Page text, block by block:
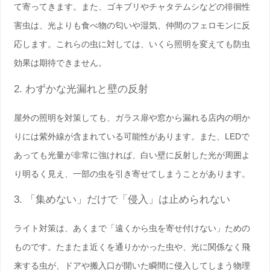
て寄ってきます。また、ゴキブリやチャタテムシなどの徘徊性
害虫は、光よりも食べ物の匂いや湿気、仲間のフェロモンに反
応します。これらの虫に対しては、いくら照明を変えても防虫
効果は期待できません。
2. わずかな光漏れと壁の反射
屋外の照明を対策しても、ガラス扉や窓から漏れる 店内の明か
り には紫外線が含まれている可能性があります。また、LEDで
あっても光量が非常に強ければ、白い壁に反射した光が周囲よ
り明るく見え、一部の虫を引き寄せてしまうことがあります。
3. 「集めない」だけで「侵入」は止められない
ライト対策は、あくまで「遠くから虫を寄せ付けない」ための
ものです。たまたま近くを通りかかった虫や、光に関係なく飛
来する虫が、ドアや搬入口が開いた瞬間に侵入してしまう物理